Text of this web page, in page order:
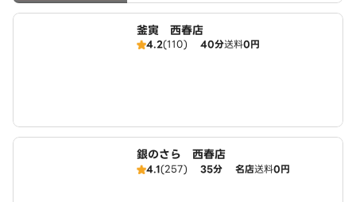
釜寅 西春店
4.2(110) 40分送料0円
銀のさら 西春店
4.1(257) 35分 名店送料0円